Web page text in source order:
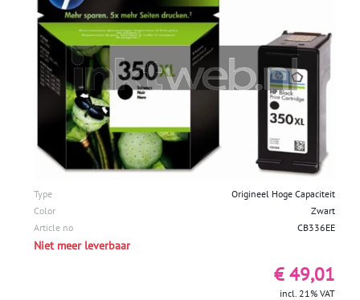
Type
Origineel Hoge Capaciteit
Color
Zwart
Article no
CB336EE
Niet meer leverbaar
€ 49,01
incl. 21% VAT